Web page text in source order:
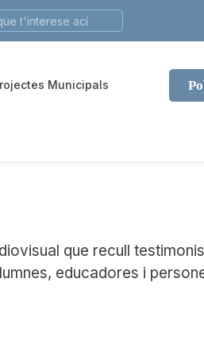
Municipals
que recull
educadores i